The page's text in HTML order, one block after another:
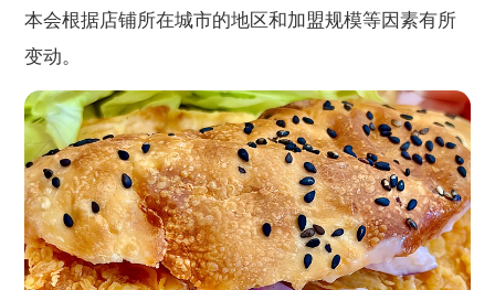
本会根据店铺所在城市的地区和加盟规模等因素有所
变动。